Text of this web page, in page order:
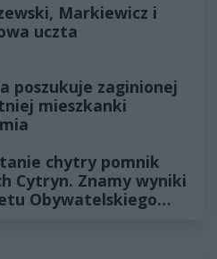
Markiewicz i
uczta
poszukuje zaginionej
mieszkanki
chytry pomnik
Cytryn. Znamy wyniki
Obywatelskiego